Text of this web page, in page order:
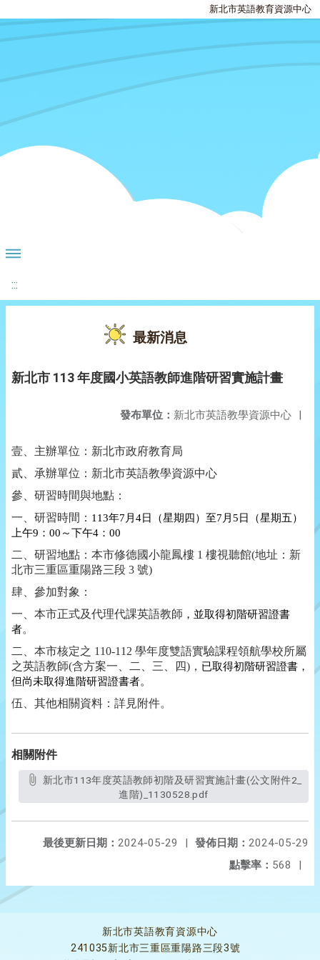
新北市英語教育資源中心
:::
最新消息
新北市 113 年度國小英語教師進階研習實施計畫
發布單位： 新北市英語教學資源中心 |
壹、主辦單位：新北市政府教育局
貳、承辦單位：新北市英語教學資源中心
參、研習時間與地點：
一、研習時間： 113年7 月4日（星期四）至7 月5日（星期五）
上午9 ： 00 ～下午4 ： 00
二、研習地點：本市修德國小龍鳳樓 1 樓視聽館(地址：新
北市三重區重陽路三段 3 號)
肆、參加對象：
一、本市正式及代理代課英語教師 ， 並取得初階研習證書
者。
二、本市核定之 110-112 學年度雙語實驗課程領航學校所屬
之英語教師(含方案一、二、三、四) ， 已取得初階研習證書，
但尚未取得進階研習證書者。
伍、其他相關資料：詳見附件。
相關附件
進階)_1130528.pdf
發佈日期： 2024-05-29
最後更新日期： 2024-05-29
|
點擊率： 568 |
新北市英語教育資源中心
241035新北市三重區重陽路三段3號